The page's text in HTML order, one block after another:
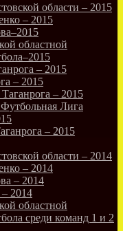
области – 2015
– 2015
областной
– 2015
– 2015
– 2015
Лига
– 2015
области – 2014
– 2014
– 2014
2014
областной
среди команд 1 и 2